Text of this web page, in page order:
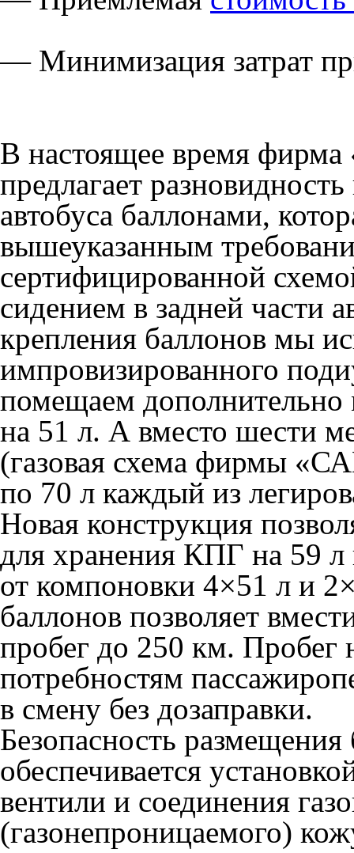
— Минимизация затрат
В настоящее время
предлагает
автобуса баллонами,
вышеуказанным
сертифицированной
сидением в задней части
крепления баллонов мы
импровизированного
помещаем дополнительно
на 51 л. А вместо шести
(газовая схема фирмы
по 70 л каждый из
Новая конструкция
для хранения КПГ на 59
от компоновки 4×51 л и
баллонов позволяет
пробег до 250 км. Пробег
потребностям
в смену без дозаправки.
Безопасность размещения
обеспечивается
вентили и соединения
(газонепроницаемого)